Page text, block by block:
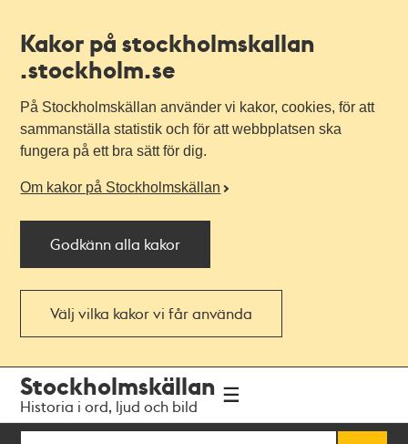
Kakor på stockholmskallan
.stockholm.se
På Stockholmskällan använder vi kakor, cookies, för att
sammanställa statistik och för att webbplatsen ska
fungera på ett bra sätt för dig.
Om kakor på Stockholmskällan
Godkänn alla kakor
Välj vilka kakor vi får använda
navigationen
huvudinnehållet
Stockholmskällan
Historia i ord, ljud och bild
Sök